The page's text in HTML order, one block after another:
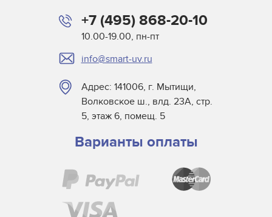
+7 (495) 868-20-10
10.00-19.00, пн-пт
info@smart-uv.ru
Адрес: 141006, г. Мытищи,
Волковское ш., влд. 23А, стр.
5, этаж 6, помещ. 5
Варианты оплаты